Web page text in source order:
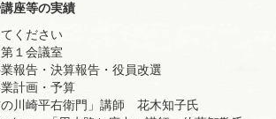
座等の実績
ください
１会議室
報告・役員改選
予算
門」講師 花木知子氏